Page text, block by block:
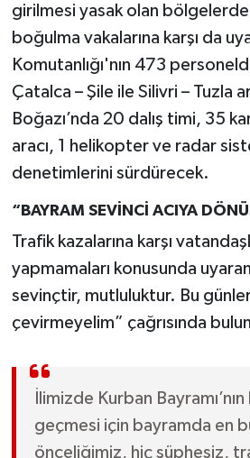
girilmesi yasak olan
boğulma vakalarına karşı da
Komutanlığı'nın 473
Çatalca – Şile ile Silivri – Tuzla
Boğazı’nda 20 dalış timi, 35
aracı, 1 helikopter ve radar
denetimlerini sürdürecek.
“BAYRAM SEVİNCİ ACIYA
Trafik kazalarına karşı
yapmamaları konusunda
sevinçtir, mutluluktur. Bu
çevirmeyelim” çağrısında
İlimizde Kurban
geçmesi için bayramda en
önceliğimiz, hiç şüphesiz,